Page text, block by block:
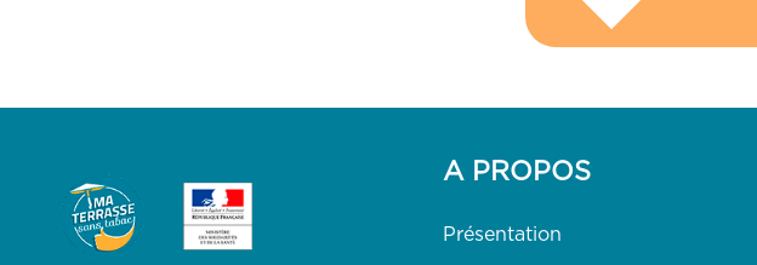
A PROPOS
Présentation